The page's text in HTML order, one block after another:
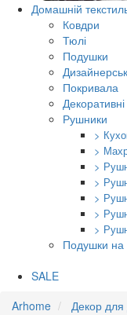
Домашній
Ковдри
Тюлі
Подушки
Покривала
Рушники
>
>
>
>
>
>
>
Подушки на
SALE
Arhome
Декор